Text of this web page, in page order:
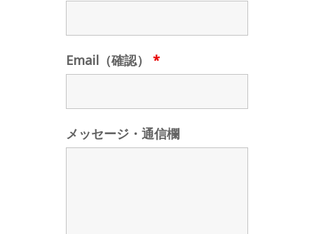
Email（確認） *
メッセージ・通信欄